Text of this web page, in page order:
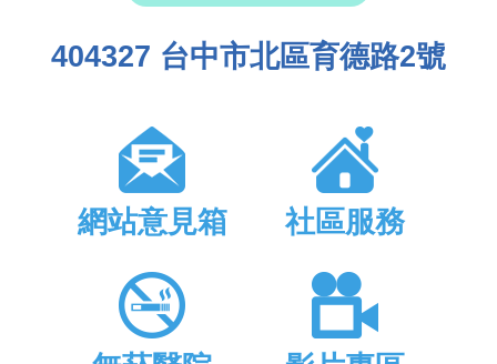
404327 台中市北區育德路2號
網站意見箱 社區服務